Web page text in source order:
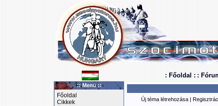
: Főoldal : :
:: Menü ::
Főoldal
Cikkek
Új téma létrehozása |